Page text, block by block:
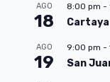
AGO
18
8:00 pm -
Cartaya
AGO
19
9:00 pm -
San